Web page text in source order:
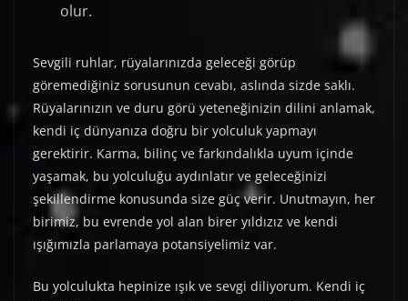
olur.
Sevgili ruhlar, rüyalarınızda geleceği görüp
göremediğiniz sorusunun cevabı, aslında sizde saklı.
Rüyalarınızın ve duru görü yeteneğinizin dilini anlamak,
kendi iç dünyanıza doğru bir yolculuk yapmayı
gerektirir. Karma, bilinç ve farkındalıkla uyum içinde
yaşamak, bu yolculuğu aydınlatır ve geleceğinizi
şekillendirme konusunda size güç verir. Unutmayın, her
birimiz, bu evrende yol alan birer yıldızız ve kendi
ışığımızla parlamaya potansiyelimiz var.
Bu yolculukta hepinize ışık ve sevgi diliyorum. Kendi iç